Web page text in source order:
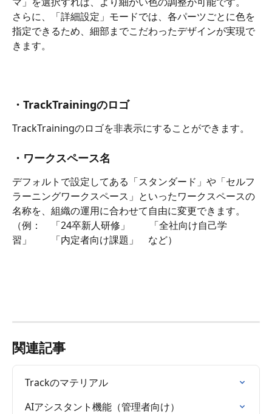
さらに、「詳細設定」モードでは、各パーツごとに色を
指定できるため、細部までこだわったデザインが実現で
きます。
・TrackTrainingのロゴ
TrackTrainingのロゴを非表示にすることができます。
・ワークスペース名
デフォルトで設定してある「スタンダード」や「セルフ
ラーニングワークスペース」といったワークスペースの
名称を、組織の運用に合わせて自由に変更できます。
（例：　「24卒新人研修」　　「全社向け自己学
習」　　「内定者向け課題」　など）
関連記事
Trackのマテリアル
AIアシスタント機能（管理者向け）